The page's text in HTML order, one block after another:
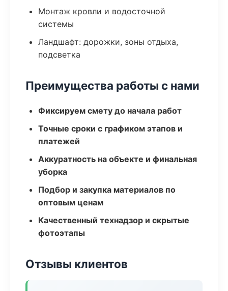
Монтаж кровли и водосточной
системы
Ландшафт: дорожки, зоны отдыха,
подсветка
Преимущества работы с нами
Фиксируем смету до начала работ
Точные сроки с графиком этапов и
платежей
Аккуратность на объекте и финальная
уборка
Подбор и закупка материалов по
оптовым ценам
Качественный технадзор и скрытые
фотоэтапы
Отзывы клиентов